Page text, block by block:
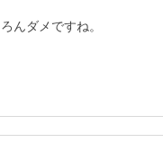
んダメですね。